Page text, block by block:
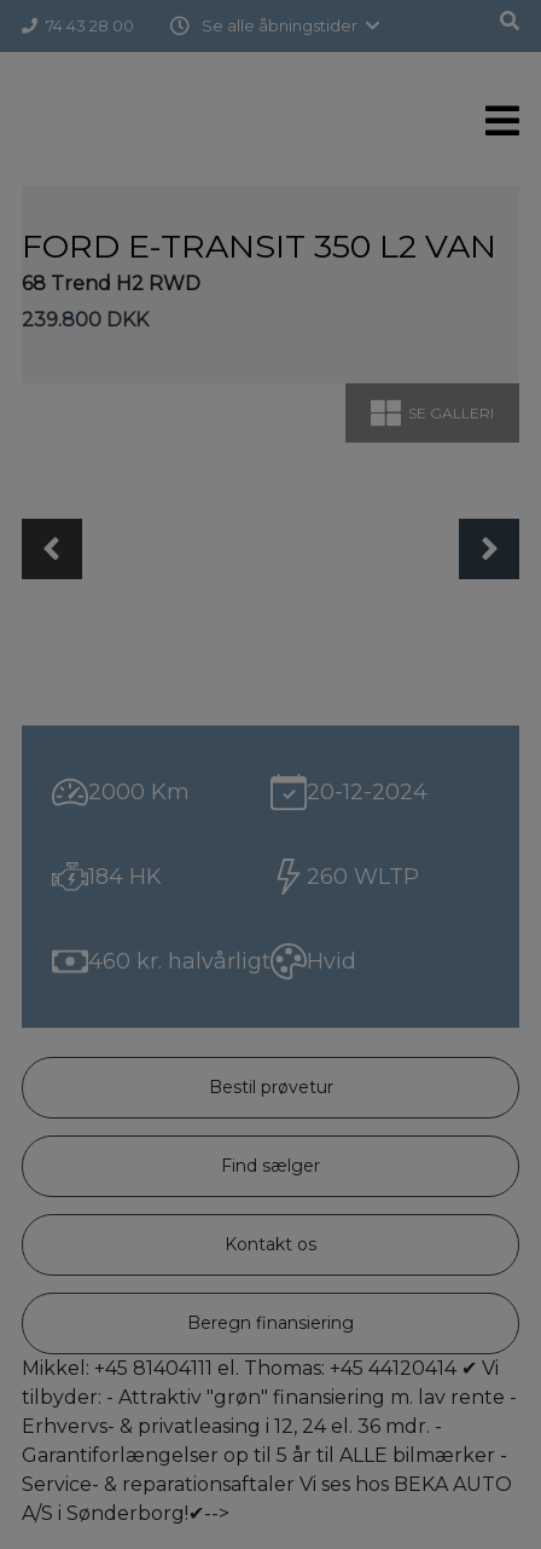
Hop 74 43 28 00 Se alle åbningstider
Forside > Brugte biler >Ford E-Transit 350 L2 Van
FORD E-TRANSIT 350 L2 VAN
68 Trend H2 RWD
239.800 DKK
SE GALLERI
2000 Km 20-12-2024
184 HK 260 WLTP
460 kr. halvårligt Hvid
Bestil prøvetur
Find sælger
Kontakt os
Beregn finansiering
Mikkel: +45 81404111 el. Thomas: +45 44120414 ✔ Vi
tilbyder: - Attraktiv "grøn" finansiering m. lav rente -
Erhvervs- & privatleasing i 12, 24 el. 36 mdr. -
Garantiforlængelser op til 5 år til ALLE bilmærker -
Service- & reparationsaftaler Vi ses hos BEKA AUTO
A/S i Sønderborg!✔-->